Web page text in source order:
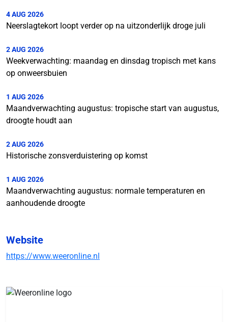
4 AUG 2026
Neerslagtekort loopt verder op na uitzonderlijk droge juli
2 AUG 2026
Weekverwachting: maandag en dinsdag tropisch met kans
op onweersbuien
1 AUG 2026
Maandverwachting augustus: tropische start van augustus,
droogte houdt aan
2 AUG 2026
Historische zonsverduistering op komst
1 AUG 2026
Maandverwachting augustus: normale temperaturen en
aanhoudende droogte
Website
https://www.weeronline.nl